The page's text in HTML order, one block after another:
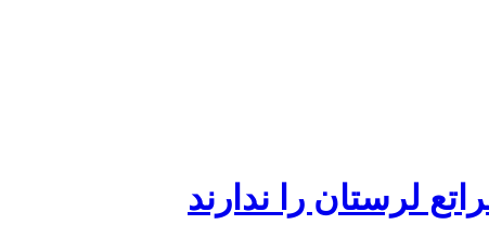
لرستان‌ را‌ ندارند